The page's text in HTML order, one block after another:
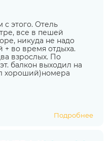
этого. Отель
все в пешей
никуда не надо
+ во время отдыха.
взрослых. По
балкон выходил на
хороший)номера
Подробнее